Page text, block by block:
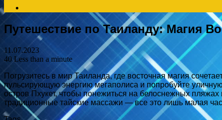
for
Путешествие по Таиланду: Магия
11.07.2023
40Less than a minute
Погрузитесь в мир Таиланда, где восточная магия
пульсирующую энергию мегаполиса и попробуйте
остров Пхукет, чтобы понежиться на белоснежных
традиционные тайские массажи — все это лишь малая